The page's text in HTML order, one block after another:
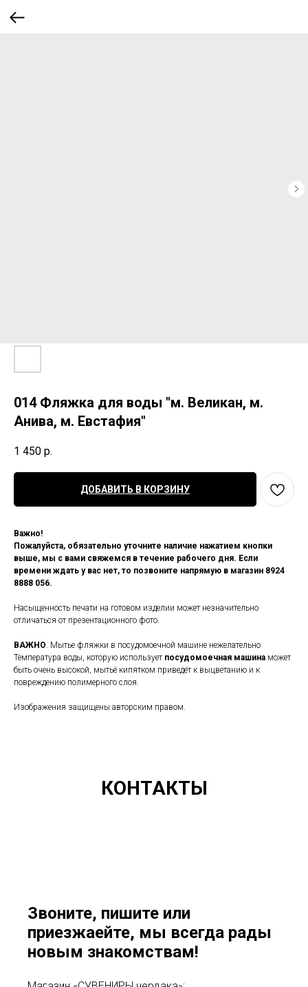
014 Фляжка для воды "м. Великан, м.
Анива, м. Евстафия"
1 450 р.
ДОБАВИТЬ В КОРЗИНУ
Важно!
Пожалуйста, обязательно уточните наличие нажатием кнопки
выше, мы с вами свяжемся в течение рабочего дня. Если
времени ждать у вас нет, то позвоните напрямую в магазин 8924
8888 056.
Насыщенность печати на готовом изделии может незначительно
отличаться от презентационного фото.
ВАЖНО. Мытье фляжки в посудомоечной машине нежелательно
Температура воды, которую использует посудомоечная машина может
быть очень высокой, мытьё кипятком приведёт к выцветанию и к
повреждению полимерного слоя.
Изображения защищены авторским правом.
КОНТАКТЫ
Звоните, пишите или
приезжаейте, мы всегда рады
новым знакомствам!